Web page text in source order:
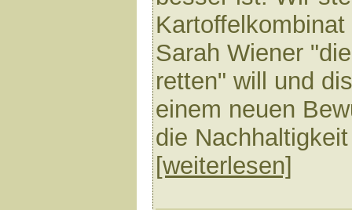
Sarah Wiener
retten" will und
einem neuen
die
[weiterlesen]